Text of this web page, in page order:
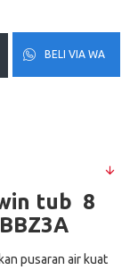
BELI VIA WA
tub 8
pusaran air kuat